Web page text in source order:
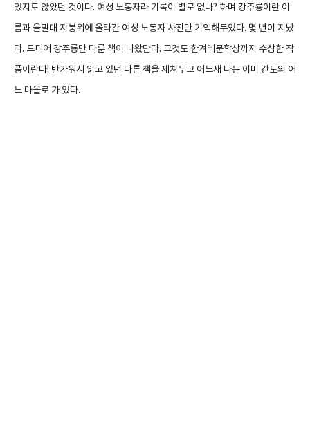
있지도 않았던 것이다. 여성 노동자라 기록이 별로 없나? 하며 강주룡이란 이
름과 을밀대 지붕위에 올라간 여성 노동자 사진만 기억해두었다. 몇 년이 지났
다. 드디어 강주룡만 다룬 책이 나왔단다. 그것도 한겨레문학상까지 수상한 작
품이란다! 반가워서 읽고 있던 다른 책을 제쳐두고 어느새 나는 이미 간도의 어
느 마을로 가 있다.